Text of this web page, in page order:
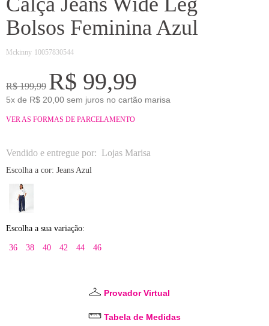
Bolsos Feminina Azul
Mckinny 10057830544
R$ 199,99 R$ 99,99
5x de R$ 20,00 sem juros no cartão marisa
VER AS FORMAS DE PARCELAMENTO
Vendido e entregue por: Lojas Marisa
Escolha a cor: Jeans Azul
Escolha a sua variação:
36 38 40 42 44 46
Provador Virtual
Tabela de Medidas